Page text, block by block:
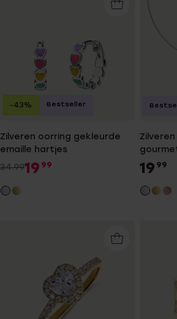
Zilveren oorring gekleurde
emaille hartjes
34.9919 99
-43% Bestseller
19 99